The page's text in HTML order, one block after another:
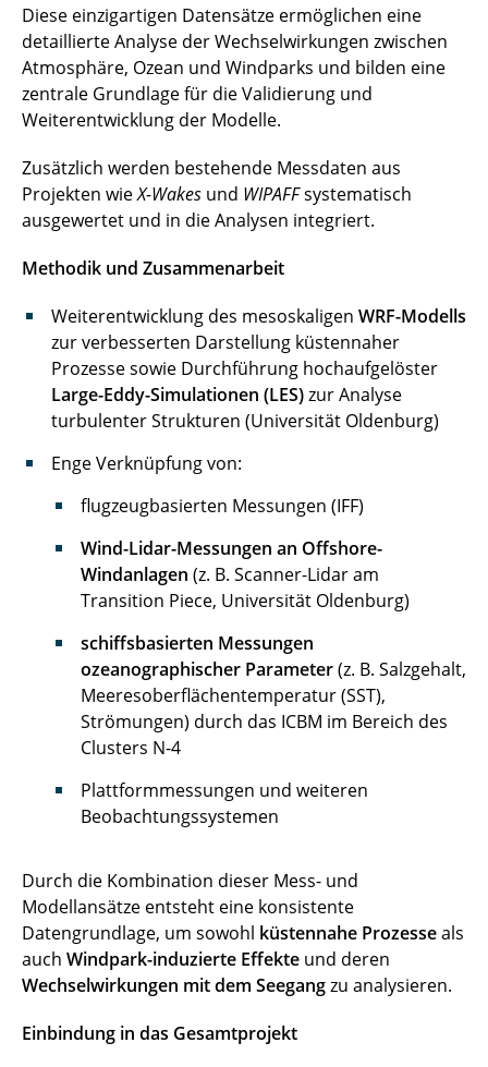
Diese einzigartigen Datensätze ermöglichen eine
detaillierte Analyse der Wechselwirkungen zwischen
Atmosphäre, Ozean und Windparks und bilden eine
zentrale Grundlage für die Validierung und
Weiterentwicklung der Modelle.
Zusätzlich werden bestehende Messdaten aus
Projekten wieX-Wakes und WIPAFFsystematisch
ausgewertet und in die Analysen integriert.
Methodik und Zusammenarbeit
Weiterentwicklung des mesoskaligen WRF-Modells
zur verbesserten Darstellung küstennaher
Prozesse sowie Durchführung hochaufgelöster
Large-Eddy-Simulationen (LES)zur Analyse
turbulenter Strukturen (Universität Oldenburg)
Enge Verknüpfung von:
flugzeugbasierten Messungen (IFF)
Wind-Lidar-Messungen an Offshore-
Windanlagen (z. B. Scanner-Lidar am
Transition Piece, Universität Oldenburg)
schiffsbasierten Messungen
ozeanographischer Parameter(z. B. Salzgehalt,
Meeresoberflächentemperatur (SST),
Strömungen) durch das ICBM im Bereich des
Clusters N-4
Plattformmessungen und weiteren
Beobachtungssystemen
Durch die Kombination dieser Mess- und
Modellansätze entsteht eine konsistente
Datengrundlage, um sowohl küstennahe Prozesseals
auch Windpark-induzierte Effekte und deren
Wechselwirkungen mit dem Seegangzu analysieren.
Einbindung in das Gesamtprojekt